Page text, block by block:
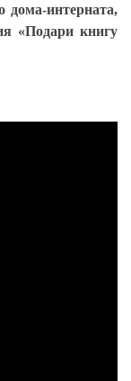
дома-интерната,
«Подари книгу